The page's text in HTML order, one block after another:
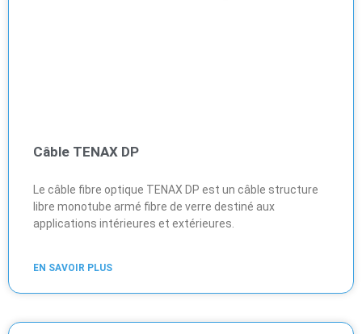
Câble TENAX DP
Le câble fibre optique TENAX DP est un câble structure
libre monotube armé fibre de verre destiné aux
applications intérieures et extérieures.
EN SAVOIR PLUS